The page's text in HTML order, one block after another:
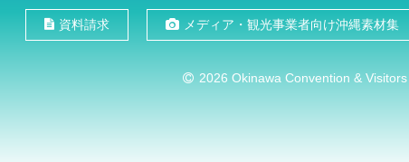
資料請求 メディア・観光事業者向け沖縄素材集
2026 Okinawa Convention & Visitors